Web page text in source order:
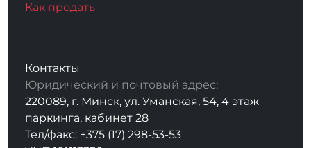
Как продать
Контакты
Юридический и почтовый адрес:
220089, г. Минск, ул. Уманская, 54, 4 этаж
паркинга, кабинет 28
Тел/факс: +375 (17) 298-53-53